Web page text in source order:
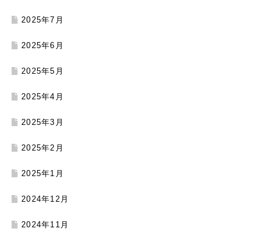
2025年7月
2025年6月
2025年5月
2025年4月
2025年3月
2025年2月
2025年1月
2024年12月
2024年11月